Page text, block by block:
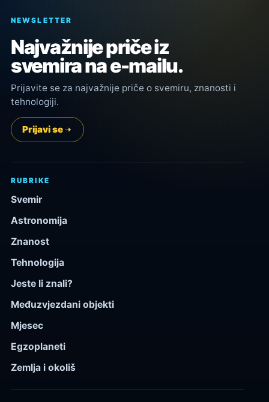
NEWSLETTER
Najvažnije priče iz
svemira na e-mailu.
Prijavite se za najvažnije priče o svemiru, znanosti i
tehnologiji.
Prijavi se
RUBRIKE
Svemir
Astronomija
Znanost
Tehnologija
Jeste li znali?
Međuzvjezdani objekti
Mjesec
Egzoplaneti
Zemlja i okoliš